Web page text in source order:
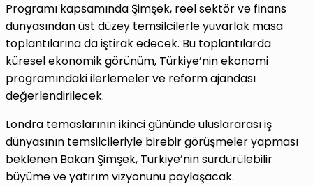
Programı kapsamında Şimşek, reel sektör ve finans
dünyasından üst düzey temsilcilerle yuvarlak masa
toplantılarına da iştirak edecek. Bu toplantılarda
küresel ekonomik görünüm, Türkiye’nin ekonomi
programındaki ilerlemeler ve reform ajandası
değerlendirilecek.
Londra temaslarının ikinci gününde uluslararası iş
dünyasının temsilcileriyle birebir görüşmeler yapması
beklenen Bakan Şimşek, Türkiye’nin sürdürülebilir
büyüme ve yatırım vizyonunu paylaşacak.